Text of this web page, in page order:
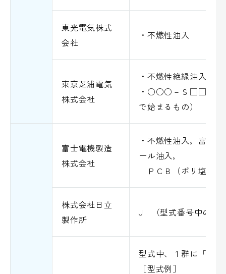
東光電気株式
会社
・不燃性油入
東京芝浦電気
株式会社
・不燃性絶縁油入
・○○○－Ｓ□□（型
で始まるもの）
富士電機製造
株式会社
・不燃性油入，富士
ール油入，
ＰＣＢ（ポリ塩化ビ
株式会社日立
製作所
J （型式番号中の「J
型式中、１群に「Ａ
［型式例］